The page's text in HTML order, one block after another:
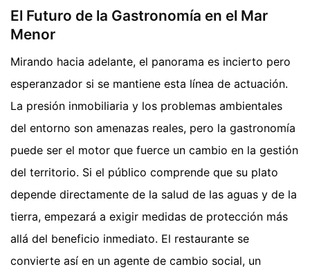
El Futuro de la Gastronomía en el Mar
Menor
Mirando hacia adelante, el panorama es incierto pero
esperanzador si se mantiene esta línea de actuación.
La presión inmobiliaria y los problemas ambientales
del entorno son amenazas reales, pero la gastronomía
puede ser el motor que fuerce un cambio en la gestión
del territorio. Si el público comprende que su plato
depende directamente de la salud de las aguas y de la
tierra, empezará a exigir medidas de protección más
allá del beneficio inmediato. El restaurante se
convierte así en un agente de cambio social, un